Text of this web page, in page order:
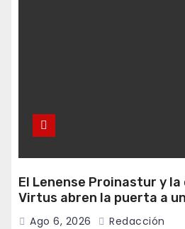
El Lenense Proinastur y
Virtus abren la puerta a
colaboración internacional
Ago 6, 2026 Redacción